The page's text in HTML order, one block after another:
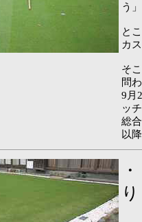
う
と
カ
そ
問
9月
ッ
総
以